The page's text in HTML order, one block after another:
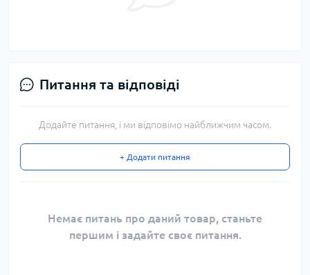
Питання та відповіді
Додайте питання, і ми відповімо найближчим часом.
+ Додати питання
Немає питань про даний товар, станьте
першим і задайте своє питання.